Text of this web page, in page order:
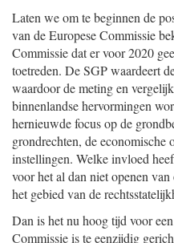
Laten we om te beginnen de
van de Europese Commissie
Commissie dat er voor 2020
toetreden. De SGP waardeert
waardoor de meting en
binnenlandse hervormingen
hernieuwde focus op de
grondrechten, de
instellingen. Welke invloed
voor het al dan niet openen
het gebied van de
Dan is het nu hoog tijd voor
Commissie is te eenzijdig